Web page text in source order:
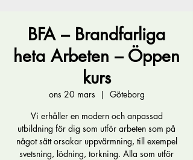
BFA – Brandfarliga
heta Arbeten – Öppen
kurs
ons 20 mars
  |
Göteborg
Vi erhåller en modern och anpassad
utbildning för dig som utför arbeten som på
något sätt orsakar uppvärmning, till exempel
svetsning, lödning, torkning. Alla som utför